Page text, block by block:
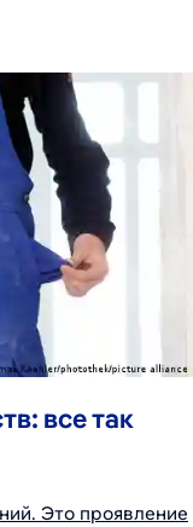
все так
Это проявление